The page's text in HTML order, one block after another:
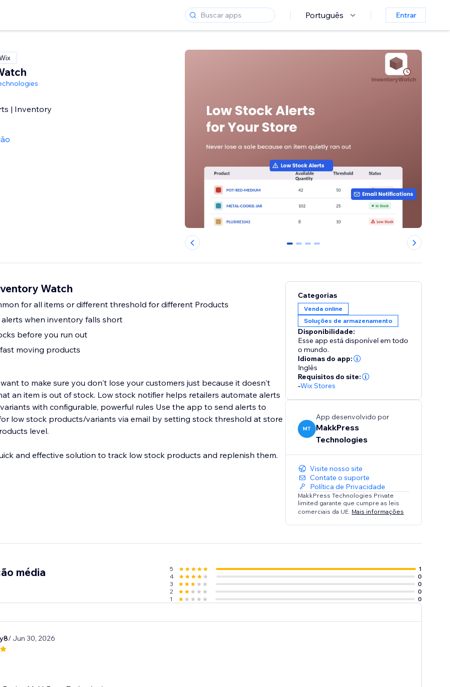
Português Entrar
| Inventory
0 1 2 3
Watch
for all items or different threshold for different Products
alerts when inventory falls short
before you run out
moving products
to make sure you don't lose your customers just because it doesn't
an item is out of stock. Low stock notifier helps retailers automate alerts
with configurable, powerful rules Use the app to send alerts to
variants via email by setting stock threshold at store
level.
and effective solution to track low stock products and replenish them.
Categorias
Venda online
Soluções de armazenamento
Disponibilidade:
Esse app está disponível em todo
o mundo.
Idiomas do app:
Inglês
Requisitos do site:
-Wix Stores
MT
App desenvolvido por
MakkPress
Technologies
Visite nosso site
Contate o suporte
Política de Privacidade
MakkPress Technologies Private
limited garante que cumpre as leis
comerciais da UE. Mais informações
média 5
1
4
0
3
0
2
0
1
0
/ Jun 30, 2026